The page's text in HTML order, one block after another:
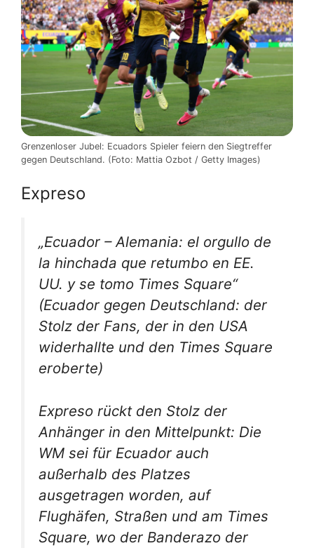
Grenzenloser Jubel: Ecuadors Spieler feiern den Siegtreffer
gegen Deutschland. (Foto: Mattia Ozbot / Getty Images)
Expreso
„Ecuador – Alemania: el orgullo de
la hinchada que retumbo en EE.
UU. y se tomo Times Square“
(Ecuador gegen Deutschland: der
Stolz der Fans, der in den USA
widerhallte und den Times Square
eroberte)
Expreso rückt den Stolz der
Anhänger in den Mittelpunkt: Die
WM sei für Ecuador auch
außerhalb des Platzes
ausgetragen worden, auf
Flughäfen, Straßen und am Times
Square, wo der Banderazo der